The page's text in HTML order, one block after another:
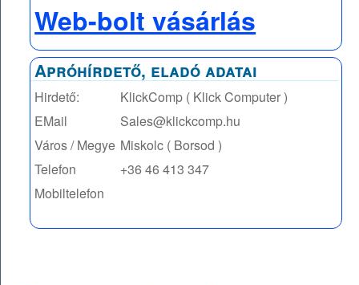
Web-bolt vásárlás
Apróhírdető, eladó adatai
Hirdető:
KlickComp ( Klick Computer )
EMail
Sales@klickcomp.hu
Város / Megye Miskolc ( Borsod )
Telefon
+36 46 413 347
Mobiltelefon